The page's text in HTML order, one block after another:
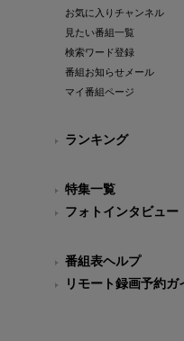
お気に入りチャンネル
見たい番組一覧
検索ワード登録
番組お知らせメール
マイ番組ページ
ランキング
特集一覧
フォトインタビュー
番組表ヘルプ
リモート録画予約ガ